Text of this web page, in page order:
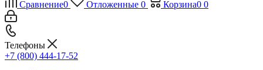
Сравнение0 Отложенные 0 Корзина0 0
Телефоны
+7 (800) 444-17-52